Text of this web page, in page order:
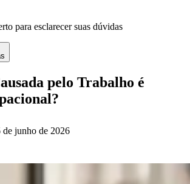
para esclarecer suas dúvidas
pelo Trabalho é
de junho de 2026